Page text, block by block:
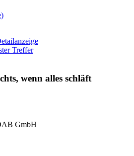
Treffer
wenn alles schläft
GmbH